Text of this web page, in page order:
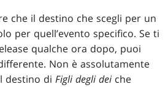
che il destino che scegli per un
per quell’evento specifico. Se ti
qualche ora dopo, puoi
Non è assolutamente
destino diFigli degli dei che